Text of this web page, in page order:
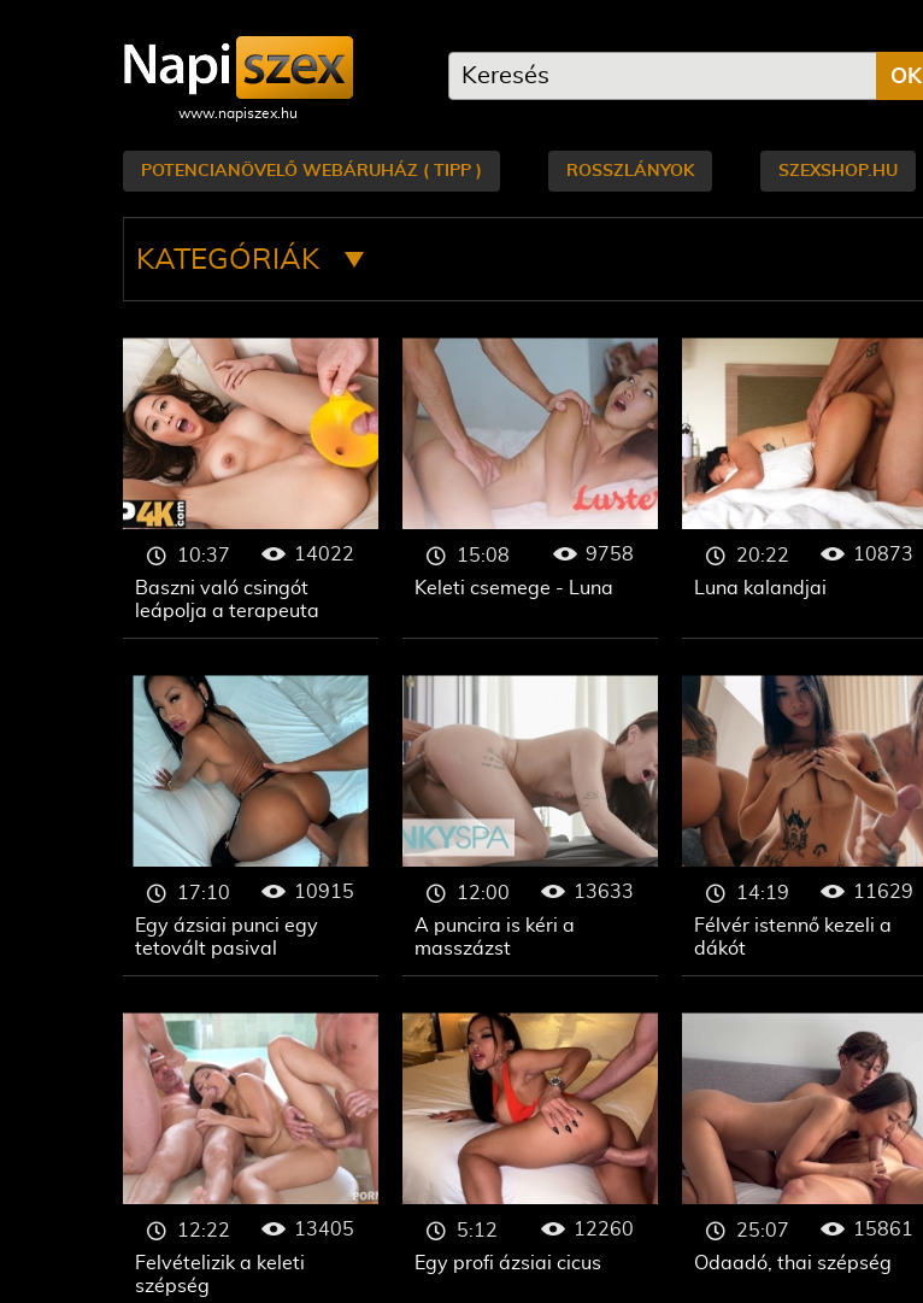
POTENCIANÖVELŐ WEBÁRUHÁZ ( TIPP ) ROSSZLÁNYOK SZEXSHOP.HU
KATEGÓRIÁK
OK
Baszni való csingót
leápolja a terapeuta
10:37
14022
Keleti csemege - Luna
15:08
9758
Luna kalandjai
20:22 10873
Egy ázsiai punci egy
tetovált pasival
17:10
10915
A puncira is kéri a
masszázst
12:00
13633
Félvér istennő kezeli a
dákót
14:19 11629
Felvételizik a keleti
szépség
12:22
13405
Egy profi ázsiai cicus
5:12
12260
Odaadó, thai szépség
25:07
15861